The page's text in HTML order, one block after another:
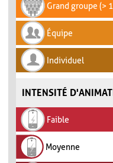
Grand groupe (>
Équipe
Individuel
INTENSITÉ
Faible
Moyenne